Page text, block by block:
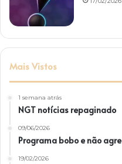
Mais Vistos
1 semana atrás
NGT notícias repaginado
09/06/2026
Programa bobo e não
19/02/2026